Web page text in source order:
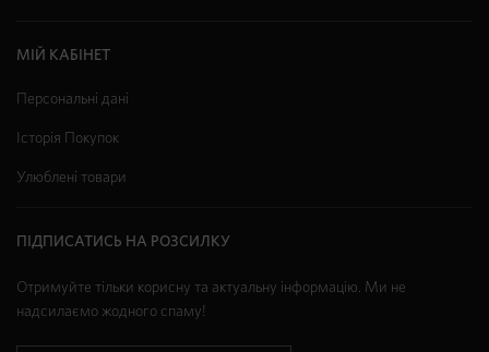
МІЙ КАБІНЕТ
Персональні дані
Історія Покупок
Улюблені товари
ПІДПИСАТИСЬ НА РОЗСИЛКУ
Отримуйте тільки корисну та актуальну інформацію. Ми не
надсилаємо жодного спаму!